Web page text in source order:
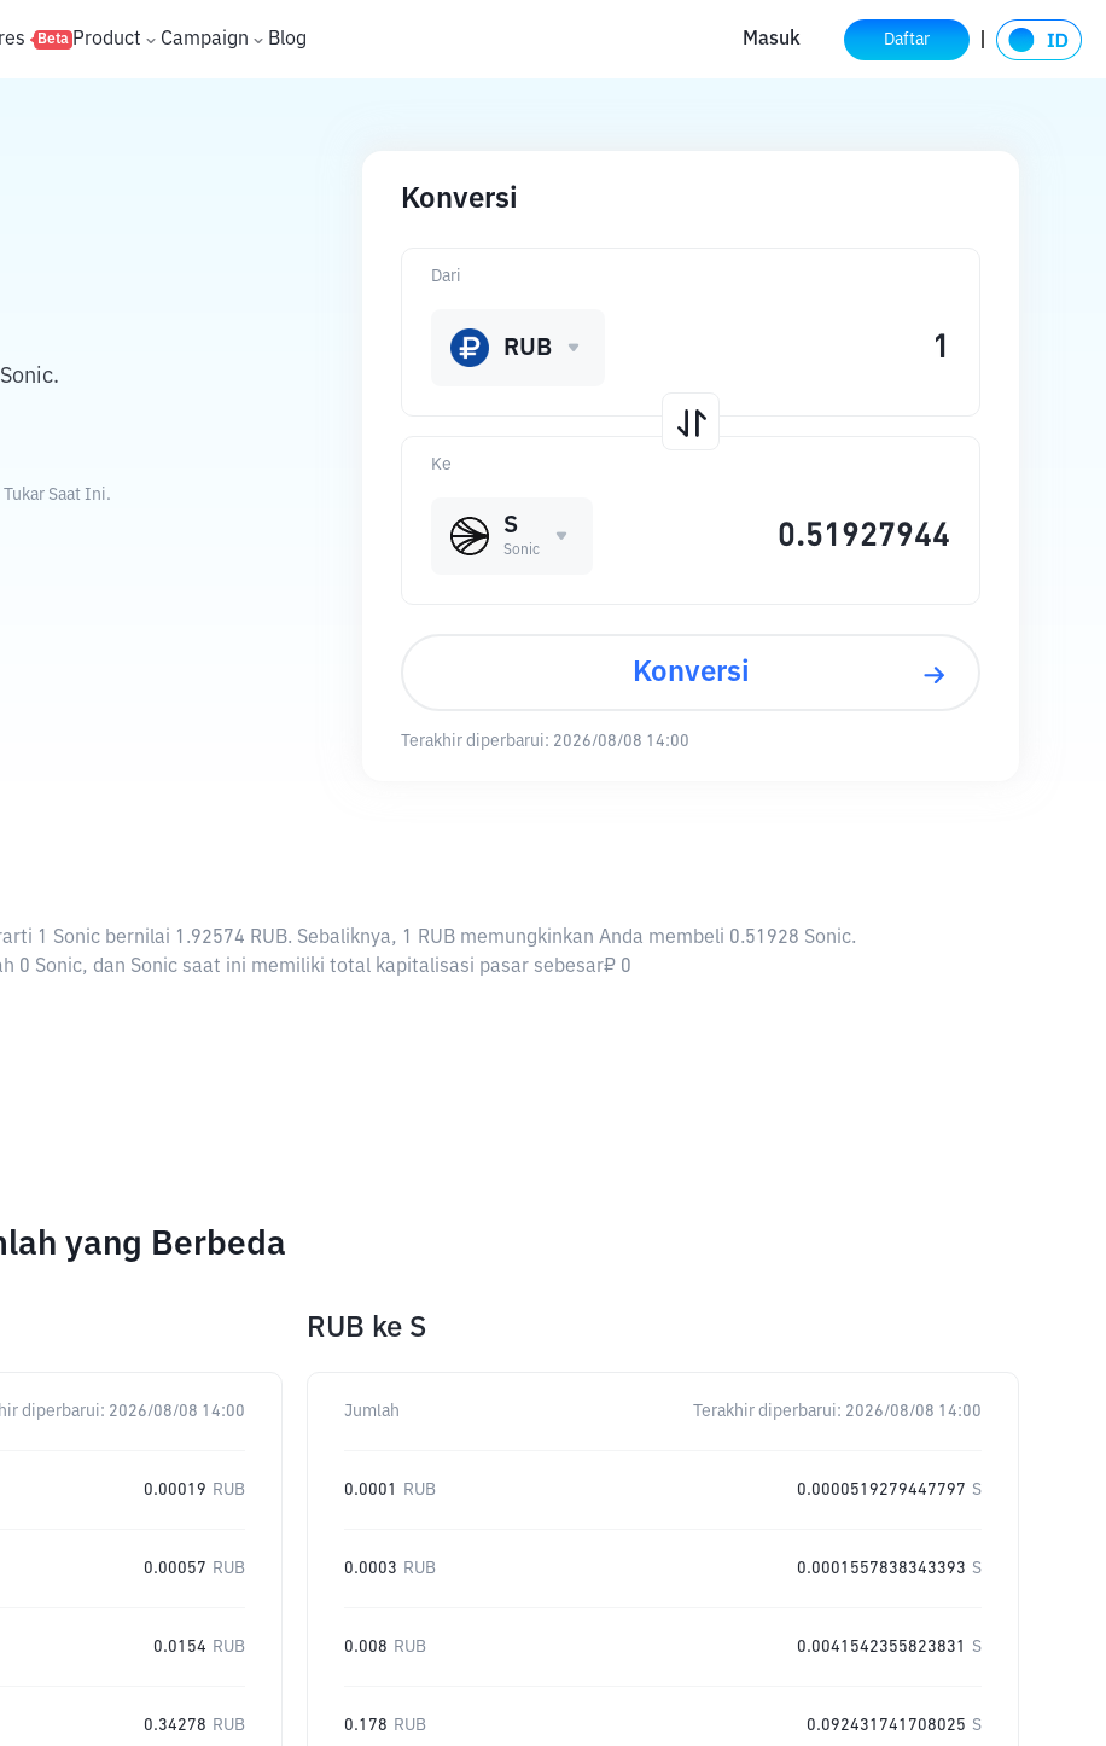
Beta Product Campaign Blog Masuk Daftar
Saat Ini.
Konversi
Ke
S
Sonic
Dari
RUB
Konversi
Terakhir diperbarui: 2026/08/08 14:00
1 Sonic bernilai 1.92574 RUB. Sebaliknya, 1 RUB memungkinkan Anda membeli 0.51928 Sonic.
0 Sonic, dan Sonic saat ini memiliki total kapitalisasi pasar sebesar₽ 0
yang Berbeda
diperbarui: 2026/08/08 14:00
0.00019 RUB
0.00057 RUB
0.0154 RUB
0.34278 RUB
RUB ke S
Jumlah Terakhir diperbarui: 2026/08/08 14:00
0.0001 RUB 0.0000519279447797 S
0.0003 RUB 0.0001557838343393 S
0.008 RUB 0.0041542355823831 S
0.178 RUB 0.092431741708025 S